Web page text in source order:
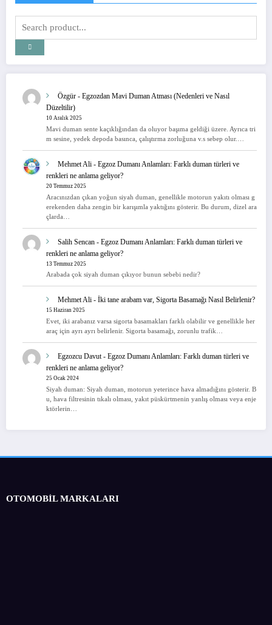
Özgür - Egzozdan Mavi Duman Atması (Nedenleri ve Nasıl
Düzeltilir)
10 Aralık 2025
Mavi duman sente kaçıklığından da oluyor başıma geldiği üzere. Ayrıca tri
m sesine, yedek depoda basınca, çalıştırma zorluğuna v.s sebep olur.…
Mehmet Ali - Egzoz Dumanı Anlamları: Farklı duman türleri ve
renkleri ne anlama geliyor?
20 Temmuz 2025
Aracınızdan çıkan yoğun siyah duman, genellikle motorun yakıtı olması g
erekenden daha zengin bir karışımla yaktığını gösterir. Bu durum, dizel ara
çlarda…
Salih Sencan - Egzoz Dumanı Anlamları: Farklı duman türleri ve
renkleri ne anlama geliyor?
13 Temmuz 2025
Arabada çok siyah duman çıkıyor bunun sebebi nedir?
Mehmet Ali - İki tane arabam var, Sigorta Basamağı Nasıl Belirlenir?
15 Haziran 2025
Evet, iki arabanız varsa sigorta basamakları farklı olabilir ve genellikle her
araç için ayrı ayrı belirlenir. Sigorta basamağı, zorunlu trafik…
Egzozcu Davut- Egzoz Dumanı Anlamları: Farklı duman türleri ve
renkleri ne anlama geliyor?
25 Ocak 2024
Siyah duman: Siyah duman, motorun yeterince hava almadığını gösterir. B
u, hava filtresinin tıkalı olması, yakıt püskürtmenin yanlış olması veya enje
ktörlerin…
OTOMOBİL MARKALARI